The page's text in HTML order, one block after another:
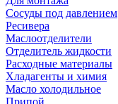
Сосуды под давлением
Ресивера
Маслоотделители
Отделитель жидкости
Расходные материалы
Хладагенты и химия
Масло холодильное
Припой